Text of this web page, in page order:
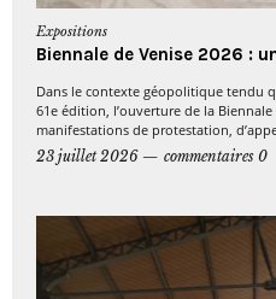
Expositions
Biennale de Venise 2026 :
Dans le contexte géopolitique tendu
61e édition, l’ouverture de la
manifestations de protestation,
23 juillet 2026
commentaires 0